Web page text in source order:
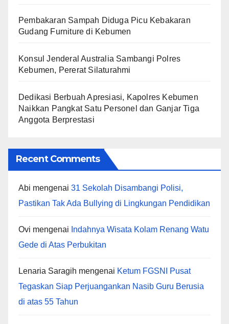
Pembakaran Sampah Diduga Picu Kebakaran
Gudang Furniture di Kebumen
Konsul Jenderal Australia Sambangi Polres
Kebumen, Pererat Silaturahmi
Dedikasi Berbuah Apresiasi, Kapolres Kebumen
Naikkan Pangkat Satu Personel dan Ganjar Tiga
Anggota Berprestasi
Recent Comments
Abi mengenai 31 Sekolah Disambangi Polisi,
Pastikan Tak Ada Bullying di Lingkungan Pendidikan
Ovi mengenai Indahnya Wisata Kolam Renang Watu
Gede di Atas Perbukitan
Lenaria Saragih mengenai Ketum FGSNI Pusat
Tegaskan Siap Perjuangankan Nasib Guru Berusia
di atas 55 Tahun